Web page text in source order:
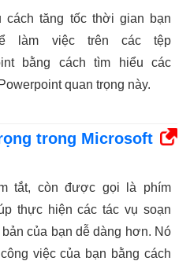
cách tăng tốc thời gian bạn
làm việc trên các tệp
bằng cách tìm hiểu các
quan trọng này.
trong Microsoft
tắt, còn được gọi là phím
thực hiện các tác vụ soạn
của bạn dễ dàng hơn. Nó
việc của bạn bằng cách